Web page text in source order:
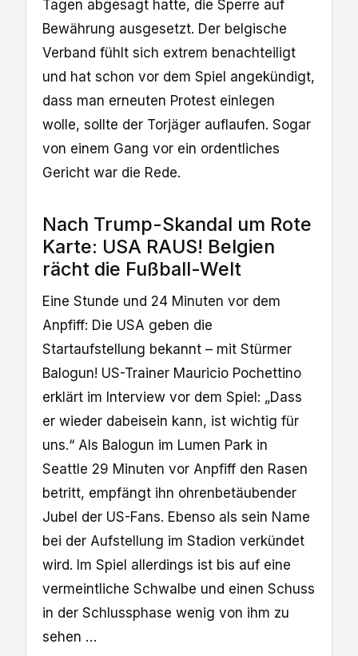
Tagen abgesagt hatte, die Sperre auf
Bewährung ausgesetzt. Der belgische
Verband fühlt sich extrem benachteiligt
und hat schon vor dem Spiel angekündigt,
dass man erneuten Protest einlegen
wolle, sollte der Torjäger auflaufen. Sogar
von einem Gang vor ein ordentliches
Gericht war die Rede.
Nach Trump-Skandal um Rote
Karte: USA RAUS! Belgien
rächt die Fußball-Welt
Eine Stunde und 24 Minuten vor dem
Anpfiff: Die USA geben die
Startaufstellung bekannt – mit Stürmer
Balogun! US-Trainer Mauricio Pochettino
erklärt im Interview vor dem Spiel: „Dass
er wieder dabeisein kann, ist wichtig für
uns.“ Als Balogun im Lumen Park in
Seattle 29 Minuten vor Anpfiff den Rasen
betritt, empfängt ihn ohrenbetäubender
Jubel der US-Fans. Ebenso als sein Name
bei der Aufstellung im Stadion verkündet
wird. Im Spiel allerdings ist bis auf eine
vermeintliche Schwalbe und einen Schuss
in der Schlussphase wenig von ihm zu
sehen …